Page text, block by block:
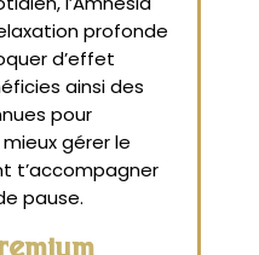
profonde
d’effet
ainsi des
pour
gérer le
t’accompagner
pause.